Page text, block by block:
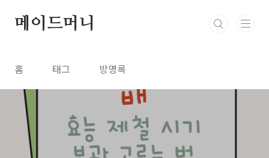
메이드머니
홈 태그 방명록